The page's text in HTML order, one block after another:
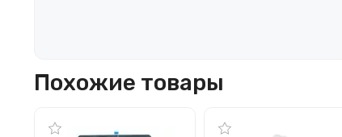
Похожие товары